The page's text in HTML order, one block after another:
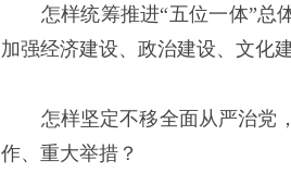
怎样统筹推进“五位一体”总体
加强经济建设、政治建设、文化
怎样坚定不移全面从严治党，
作、重大举措？